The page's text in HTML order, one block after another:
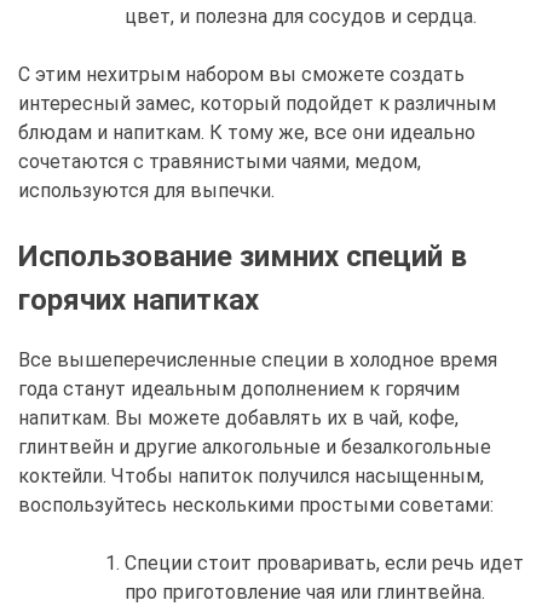
цвет, и полезна для сосудов и сердца.
С этим нехитрым набором вы сможете создать
интересный замес, который подойдет к различным
блюдам и напиткам. К тому же, все они идеально
сочетаются с травянистыми чаями, медом,
используются для выпечки.
Использование зимних специй в
горячих напитках
Все вышеперечисленные специи в холодное время
года станут идеальным дополнением к горячим
напиткам. Вы можете добавлять их в чай, кофе,
глинтвейн и другие алкогольные и безалкогольные
коктейли. Чтобы напиток получился насыщенным,
воспользуйтесь несколькими простыми советами:
Специи стоит проваривать, если речь идет
про приготовление чая или глинтвейна.